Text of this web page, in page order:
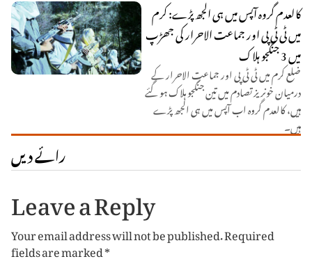
کالعدم گروہ آپس میں ہی الجھ پڑے: کرم
میں ٹی ٹی پی اور جماعت الاحرار کی جھڑپ
میں 3 جنگجو ہلاک
ضلع کرم میں ٹی ٹی پی اور جماعت الاحرار کے
درمیان خونریز تصادم میں تین جنگجو ہلاک ہو گئے
ہیں، کالعدم گروہ اب آپس میں ہی الجھ پڑے
ہیں۔
رائے دیں
Leave a Reply
Your email address will not be published.Required
fields are marked*